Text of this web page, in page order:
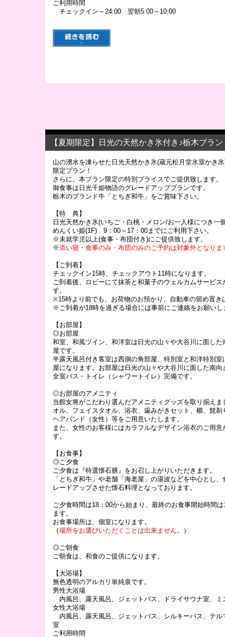
ご利用時間
チェックイン～24:00 翌朝5:00～10:00
【夏期限定】日光の天然かき氷付き♪栃木ブラ
山の湧水を凍らせた日光天然かき氷(蔵元松月堂氷室かき
限定プラン！
さらに、本プラン限定の特別プライスでご提供致します。
御食事は日光千姫物語のグレードアッププランです。
栃木のブランド牛「とちぎ和牛」をご賞味下さい。
【特 典】
日光天然かき氷(いちご・白桃・メロン/お一人様につき
めんくい姫(1F) 9：00～17：00までにご利用下さい。
※未就学児以上(食事・布団付き)にご提供致します。
※添い寝・食事のみ・布団のみのご予約は対象外となりま
【ご到着】
チェックイン15時、チェックアウト11時になります。
ご到着後、ロビーにて抹茶と和菓子のウェルカムサービス
す。
※15時より前でも、お荷物のお預かり、自動車の留め置き
※ご到着が18時を過ぎる場合には事前にご連絡をお願いし
【お部屋】
◎お部屋
和室、和風ツイン、和洋室は日光の山々や大谷川に面した
屋です。
半露天風呂付き客室は西側の角部屋、特別室と和洋特別室
屋になります。お部屋は日光の山々や大谷川に面した南向
全室バス・トイレ（シャワートイレ）完備です。
◎お部屋のアメニティ
当館女将がこだわり選んだアメニティグッズを取り揃えま
オル、フェイスタオル、浴衣、歯みがきセット、櫛、髭剃
ヘアバンド（女性）等をご用意いたします。
また、女性のお客様にはカラフルなデザイン浴衣のご用意
す。
【お食事】
◎ご夕食
ご夕食は『特選懐石膳』をお召し上がりいただきます。
「とちぎ和牛」や老舗「海老屋」の湯波などを中心とし
レードアップさせた懐石料理となっております。
ご夕食時間は18：00から始まり、最終のお食事開始時間
ます。
お食事場所は、個室になります。
（場所をお選びいただくことは出来ません。 ）
◎ご朝食
ご朝食は、和食のご提供になります。
【大浴場】
無色透明のアルカリ単純泉です。
男性大浴場
内風呂、露天風呂、ジェットバス、ドライサウナ室、ミ
女性大浴場
内風呂、露天風呂、ジェットバス、シルキーバス、テル
室
ご利用時間